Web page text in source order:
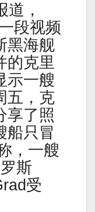
，
段视频
黑海舰
的克里
示一艘
五，克
享了照
船只冒
，一艘
斯
受